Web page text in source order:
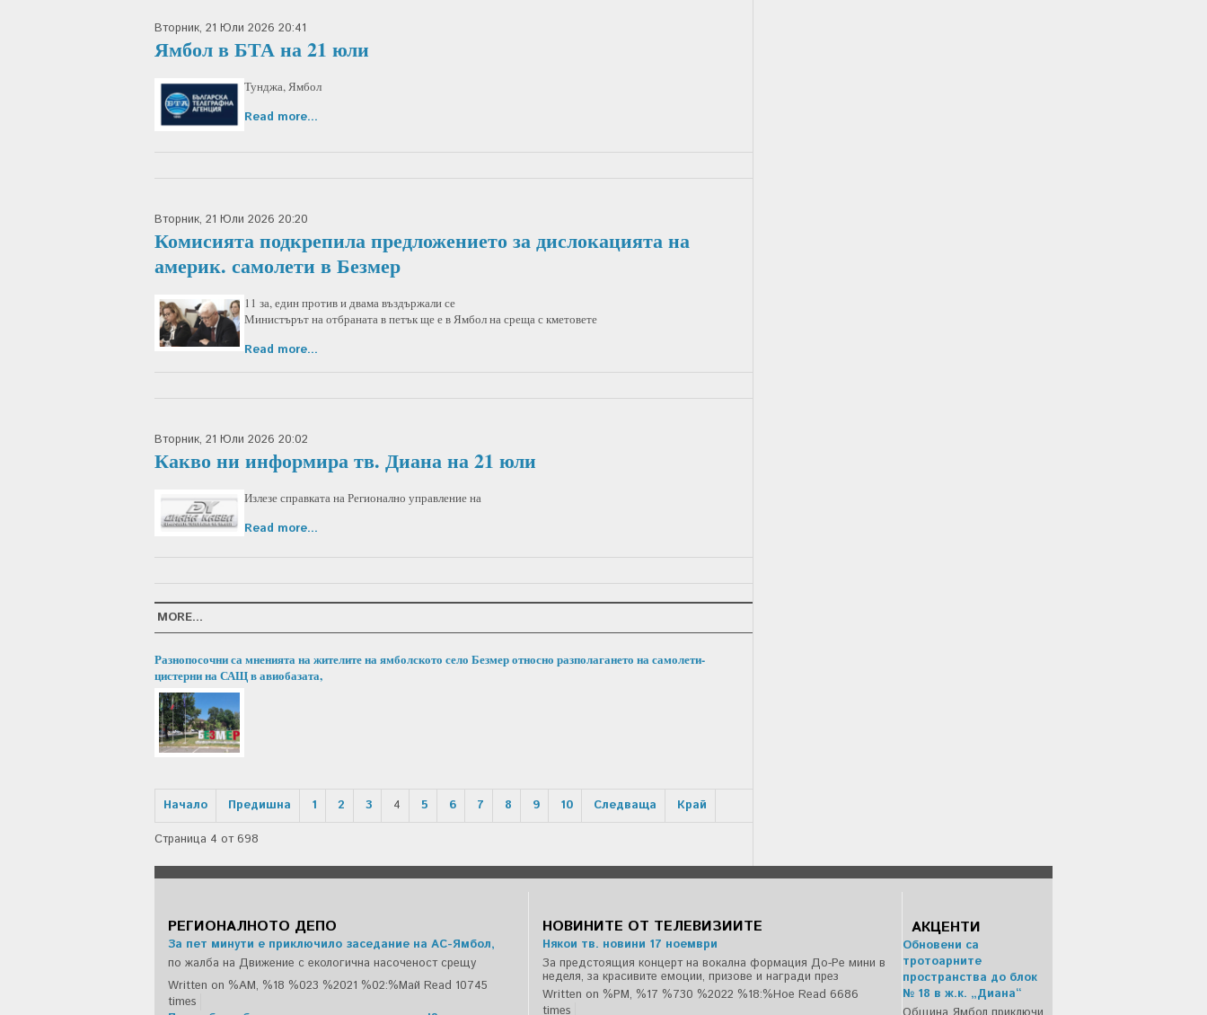
Вторник, 21 Юли 2026 20:41
Ямбол в БТА на 21 юли
Тунджа, Ямбол
Read more...
Вторник, 21 Юли 2026 20:20
Комисията подкрепила предложението за дислокацията на
америк. самолети в Безмер
11 за, един против и двама въздържали се
Министърът на отбраната в петък ще е в Ямбол на среща с кметовете
Read more...
Вторник, 21 Юли 2026 20:02
Какво ни информира тв. Диана на 21 юли
Излезе справката на Регионално управление на
Read more...
MORE...
Разнопосочни са мненията на жителите на ямболското село Безмер относно разполагането на самолети-
цистерни на САЩ в авиобазата,
Начало Предишна 1 2 3 4 5 6 7 8 9 10 Следваща
Край
Страница 4 от 698
РЕГИОНАЛНОТО ДЕПО
За пет минути е приключило заседание на АС-Ямбол,
по жалба на Движение с екологична насоченост срещу
Written on %AM, %18 %023 %2021 %02:%Май Read 10745
times
НОВИНИТЕ ОТ ТЕЛЕВИЗИИТЕ
Някои тв. новини 17 ноември
За предстоящия концерт на вокална формация До-Ре мини в
неделя, за красивите емоции, призове и награди през
Written on %PM, %17 %730 %2022 %18:%Ное Read 6686
times
АКЦЕНТИ
Обновени са
тротоарните
пространства до блок
№ 18 в ж.к. „Диана“